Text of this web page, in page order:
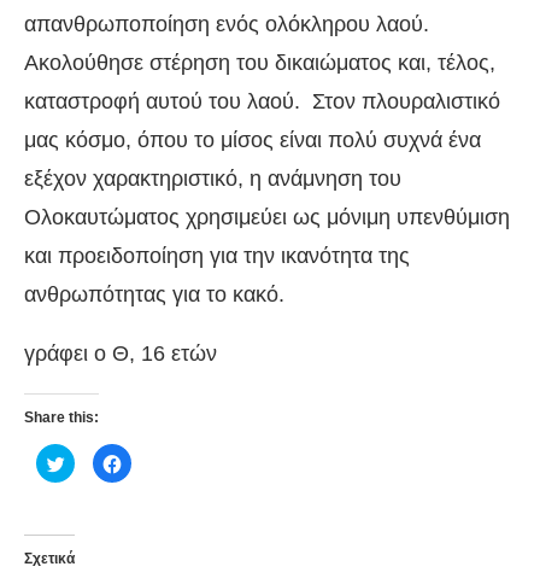
απανθρωποποίηση ενός ολόκληρου λαού.
Ακολούθησε στέρηση του δικαιώματος και, τέλος,
καταστροφή αυτού του λαού. Στον πλουραλιστικό
μας κόσμο, όπου το μίσος είναι πολύ συχνά ένα
εξέχον χαρακτηριστικό, η ανάμνηση του
Ολοκαυτώματος χρησιμεύει ως μόνιμη υπενθύμιση
και προειδοποίηση για την ικανότητα της
ανθρωπότητας για το κακό.
γράφει ο Θ, 16 ετών
Share this:
Κλικ
για
κοινοποίηση
σε
νέο
παράθυρο)
Πατήστε
για
Σχετικά